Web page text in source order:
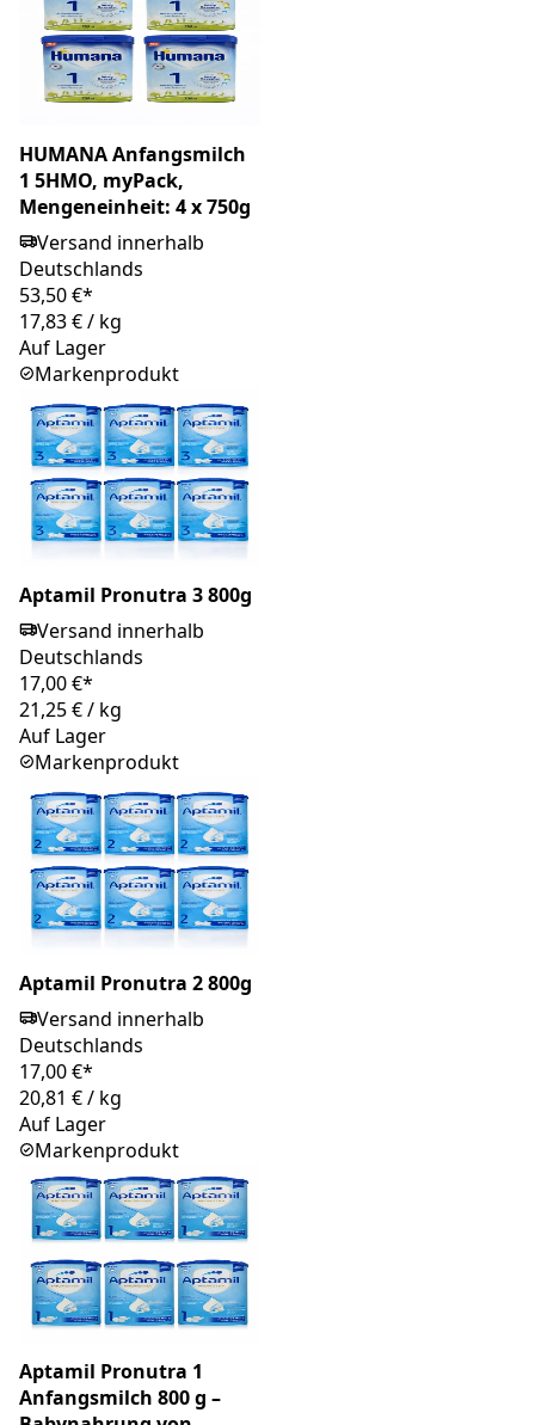
HUMANA Anfangsmilch
1 5HMO, myPack,
Mengeneinheit: 4 x 750g
Versand innerhalb
Deutschlands
53,50 €*
17,83 €/ kg
Auf Lager
Markenprodukt
Aptamil Pronutra 3 800g
Versand innerhalb
Deutschlands
17,00 €*
21,25 €/ kg
Auf Lager
Markenprodukt
Aptamil Pronutra 2 800g
Versand innerhalb
Deutschlands
17,00 €*
20,81 €/ kg
Auf Lager
Markenprodukt
Aptamil Pronutra 1
Anfangsmilch 800 g –